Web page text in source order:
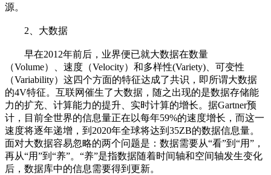
源。
2、大数据
早在2012年前后，业界便已就大数据在数量
（Volume）、速度（Velocity）和多样性(Variety)、可变性
（Variability）这四个方面的特征达成了共识，即所谓大数据
的4V特征。互联网催生了大数据，随之出现的是数据存储能
力的扩充、计算能力的提升、实时计算的增长。据Gartner预
计，目前全世界的信息量正在以每年59%的速度增长，而这一
速度将逐年递增，到2020年全球将达到35ZB的数据信息量。
面对大数据容易忽略的两个问题是：数据需要从“看”到“用”，
再从“用”到“养”。“养”是指数据随着时间轴和空间轴发生变化
后，数据库中的信息需要得到更新。